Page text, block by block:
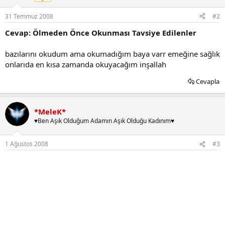
31 Temmuz 2008 #2
Cevap: Ölmeden Önce Okunması Tavsiye Edilenler
bazılarını okudum ama okumadığım baya varr emeğine sağlık
onlarıda en kısa zamanda okuyacağım inşallah
Cevapla
*MeleK*
♥Ben Aşık Olduğum Adamın Aşık Olduğu Kadınım♥
1 Ağustos 2008 #3